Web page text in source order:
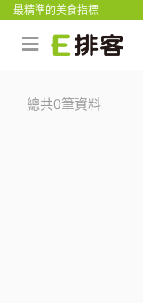
最精準的美食指標
總共0筆資料